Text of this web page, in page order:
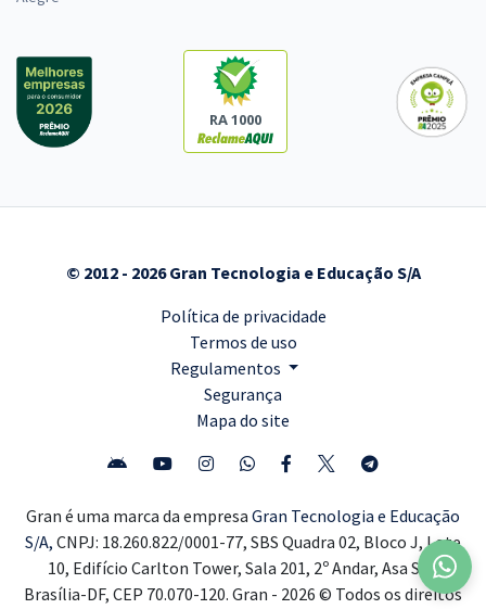
RA 1000
© 2012 - 2026 Gran Tecnologia e Educação S/A
Política de privacidade
Termos de uso
Regulamentos
Segurança
Mapa do site
Gran é uma marca da empresa Gran Tecnologia e Educação
S/A, CNPJ: 18.260.822/0001-77, SBS Quadra 02, Bloco J, Lote
10, Edifício Carlton Tower, Sala 201, 2º Andar, Asa Sul,
Brasília-DF, CEP 70.070-120. Gran - 2026 © Todos os direitos